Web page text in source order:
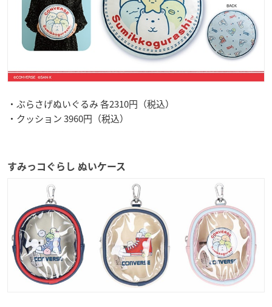
・ぶらさげぬいぐるみ 各2310円（税込）
・クッション 3960円（税込）
すみっコぐらし ぬいケース